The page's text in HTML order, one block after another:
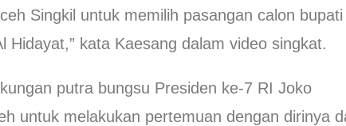
Singkil untuk memilih pasangan calon bupati
kata Kaesang dalam video singkat.
putra bungsu Presiden ke-7 RI Joko
untuk melakukan pertemuan dengan dirinya